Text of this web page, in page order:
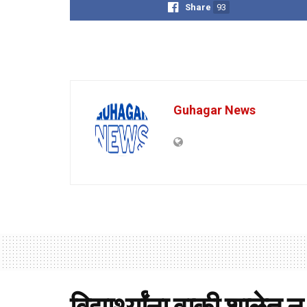
Share 93
Guhagar News